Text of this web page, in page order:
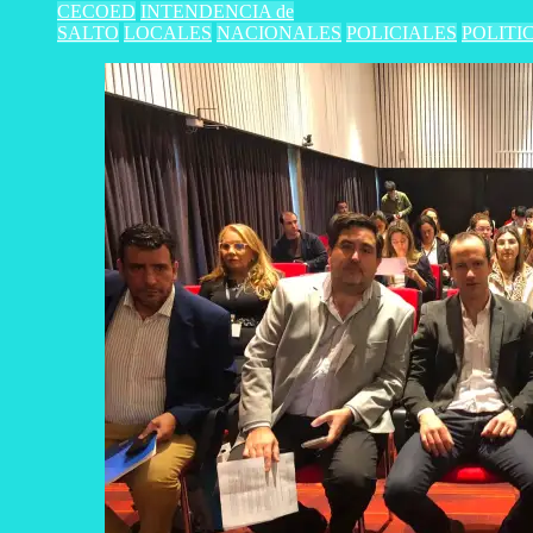
CECOED INTENDENCIA de
SALTO LOCALES NACIONALES POLICIALES